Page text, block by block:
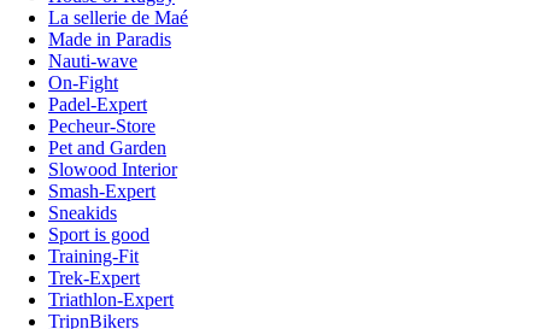
La sellerie de Maé
Made in Paradis
Nauti-wave
On-Fight
Padel-Expert
Pecheur-Store
Pet and Garden
Slowood Interior
Smash-Expert
Sneakids
Sport is good
Training-Fit
Trek-Expert
Triathlon-Expert
TripnBikers